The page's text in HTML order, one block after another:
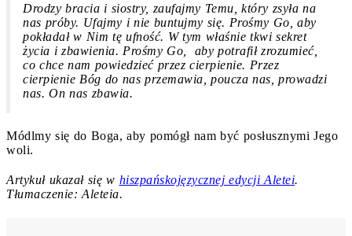
Drodzy bracia i siostry, zaufajmy Temu, który zsyła na
nas próby. Ufajmy i nie buntujmy się. Prośmy Go, aby
pokładał w Nim tę ufność. W tym właśnie tkwi sekret
życia i zbawienia. Prośmy Go, aby potrafił zrozumieć,
co chce nam powiedzieć przez cierpienie. Przez
cierpienie Bóg do nas przemawia, poucza nas, prowadzi
nas. On nas zbawia.
Módlmy się do Boga, aby pomógł nam być posłusznymi Jego
woli.
Artykuł ukazał się w hiszpańskojęzycznej edycji Aletei.
Tłumaczenie: Aleteia.